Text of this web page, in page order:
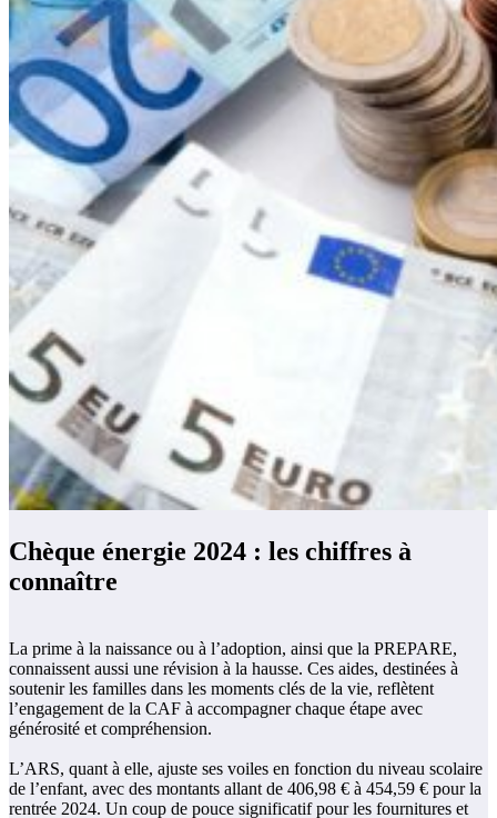
Chèque énergie 2024 : les chiffres à
connaître
La prime à la naissance ou à l’adoption, ainsi que la PREPARE,
connaissent aussi une révision à la hausse. Ces aides, destinées à
soutenir les familles dans les moments clés de la vie, reflètent
l’engagement de la CAF à accompagner chaque étape avec
générosité et compréhension.
L’ARS, quant à elle, ajuste ses voiles en fonction du niveau scolaire
de l’enfant, avec des montants allant de 406,98 € à 454,59 € pour la
rentrée 2024. Un coup de pouce significatif pour les fournitures et